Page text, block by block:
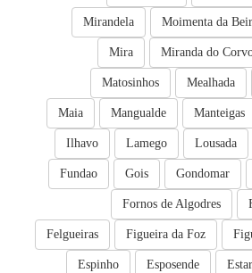
Moimenta da
Mirandela
Miranda do
Mira
Mealhada
Matosinhos
Manteigas
Mangualde
Maia
Lousada
Lamego
Ilhavo
Gondomar
Gois
Fundao
Fornos de Algodres
Figueira da Foz
Felgueiras
Esposende
Espinho